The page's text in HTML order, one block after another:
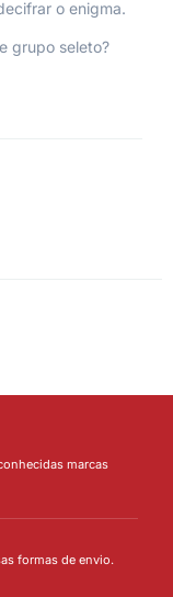
o enigma.
grupo seleto?
marcas
formas de envio.